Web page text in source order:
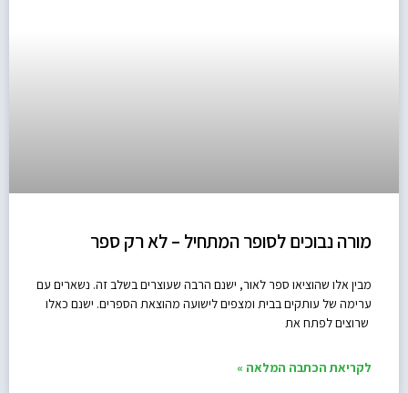
מורה נבוכים לסופר המתחיל – לא רק ספר
מבין אלו שהוציאו ספר לאור, ישנם הרבה שעוצרים בשלב זה. נשארים עם
ערימה של עותקים בבית ומצפים לישועה מהוצאת הספרים. ישנם כאלו
שרוצים לפתח את
לקריאת הכתבה המלאה »